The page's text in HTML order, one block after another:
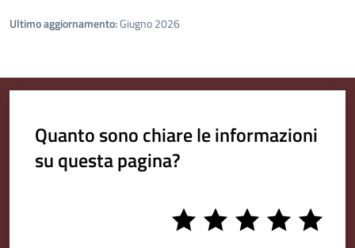
Ultimo aggiornamento:Giugno 2026
Quanto sono chiare le informazioni
su questa pagina?
5
stars
4
stars
3
stars
2
stars
1
stars